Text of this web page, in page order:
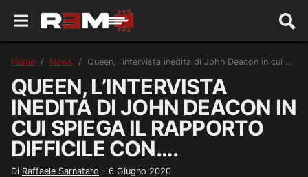
Home News Queen, l’intervista inedita di John Deacon in cui spiega il rapporto difficile con….
QUEEN, L’INTERVISTA
INEDITA DI JOHN DEACON IN
CUI SPIEGA IL RAPPORTO
DIFFICILE CON….
Di Raffaele Sarnataro - 6 Giugno 2020